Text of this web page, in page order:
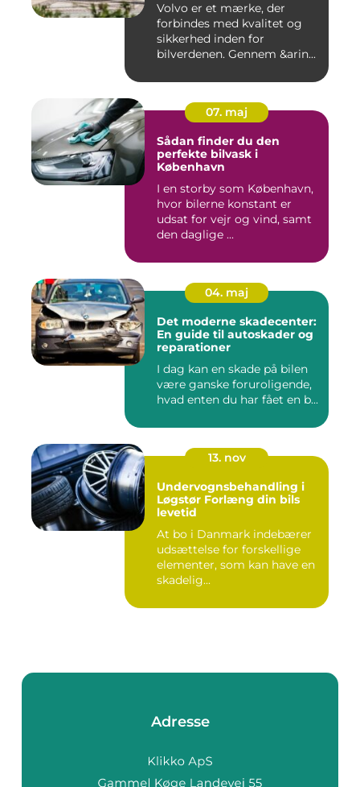
Volvo er et mærke, der
forbindes med kvalitet og
sikkerhed inden for
bilverdenen. Gennem &arin...
07. maj
Sådan finder du den
perfekte bilvask i
København
I en storby som København,
hvor bilerne konstant er
udsat for vejr og vind, samt
den daglige ...
04. maj
Det moderne skadecenter:
En guide til autoskader og
reparationer
I dag kan en skade på bilen
være ganske foruroligende,
hvad enten du har fået en b...
13. nov
Undervognsbehandling i
Løgstør Forlæng din bils
levetid
At bo i Danmark indebærer
udsættelse for forskellige
elementer, som kan have en
skadelig...
Adresse